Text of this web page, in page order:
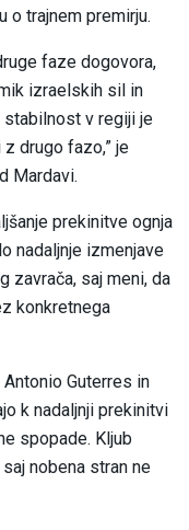
o trajnem premirju.
faze dogovora,
izraelskih sil in
stabilnost v regiji je
drugo fazo,” je
Mardavi.
prekinitve ognja
nadaljnje izmenjave
zavrača, saj meni, da
konkretnega
Guterres in
k nadaljnji prekinitvi
spopade. Kljub
nobena stran ne